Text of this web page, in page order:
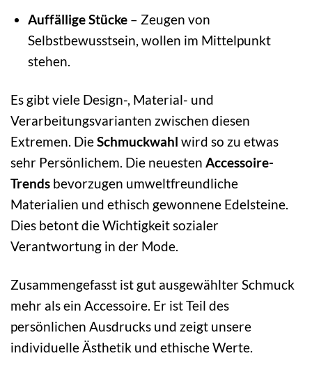
Auffällige Stücke– Zeugen von
Selbstbewusstsein, wollen im Mittelpunkt
stehen.
Es gibt viele Design-, Material- und
Verarbeitungsvarianten zwischen diesen
Extremen. DieSchmuckwahl wird so zu etwas
sehr Persönlichem. Die neuesten Accessoire-
Trends bevorzugen umweltfreundliche
Materialien und ethisch gewonnene Edelsteine.
Dies betont die Wichtigkeit sozialer
Verantwortung in der Mode.
Zusammengefasst ist gut ausgewählter Schmuck
mehr als ein Accessoire. Er ist Teil des
persönlichen Ausdrucks und zeigt unsere
individuelle Ästhetik und ethische Werte.